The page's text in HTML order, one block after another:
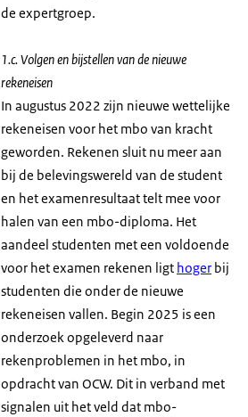
de expertgroep.
1.c. Volgen en bijstellen van de nieuwe
rekeneisen
In augustus 2022 zijn nieuwe wettelijke
rekeneisen voor het mbo van kracht
geworden. Rekenen sluit nu meer aan
bij de belevingswereld van de student
en het examenresultaat telt mee voor
halen van een mbo-diploma. Het
aandeel studenten met een voldoende
voor het examen rekenen ligt hoger bij
studenten die onder de nieuwe
rekeneisen vallen. Begin 2025 is een
onderzoek opgeleverd naar
rekenproblemen in het mbo, in
opdracht van OCW. Dit in verband met
signalen uit het veld dat mbo-